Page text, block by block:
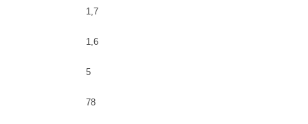
1,7
1,6
5
78